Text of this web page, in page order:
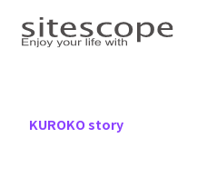
KUROKO story